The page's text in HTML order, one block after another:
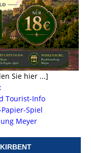
Sie hier ...]
Tourist-Info
Spiel
Meyer